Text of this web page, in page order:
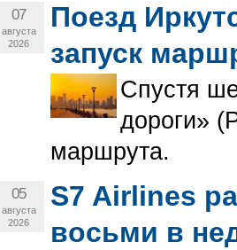
07
августа
2026
Поезд
запуск
Спустя
дороги»
маршрута.
05
августа
2026
S7 Airlines
восьми в